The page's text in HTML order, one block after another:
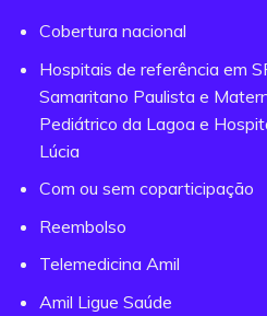
Cobertura nacional
Hospitais de referência em
Samaritano Paulista e
Pediátrico da Lagoa e
Lúcia
Com ou sem coparticipação
Reembolso
Telemedicina Amil
Amil Ligue Saúde